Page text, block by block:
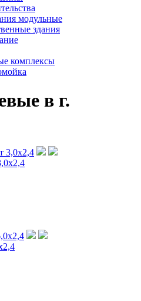
модульные
здания
комплексы
в г.